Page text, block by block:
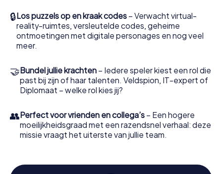
escape game van myCityHunt verandert Hradec Králové
in jouw eigen persoonlijke avonturenspeeltuin. Koop je
tickets voor de wereld van spionage en geheime
agenten en verander Hradec Králové in een escaperoom
🔒Los puzzels op en kraak codes – Verwacht virtual-
reality-ruimtes, versleutelde codes, geheime
ontmoetingen met digitale personages en nog veel
meer.
🤝Bundel jullie krachten – Iedere speler kiest een rol die
past bij zijn of haar talenten. Veldspion, IT-expert of
Diplomaat – welke rol kies jij?
👥Perfect voor vrienden en collega’s – Een hogere
moeilijkheidsgraad met een razendsnel verhaal: deze
missie vraagt het uiterste van jullie team.